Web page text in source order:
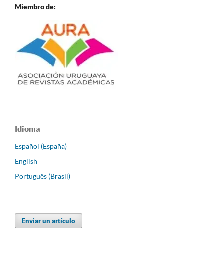
Miembro de:
Idioma
Español (España)
English
Português (Brasil)
Enviar un artículo